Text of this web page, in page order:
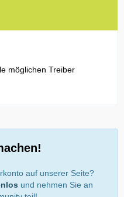
möglichen Treiber
auf unserer Seite?
und nehmen Sie an